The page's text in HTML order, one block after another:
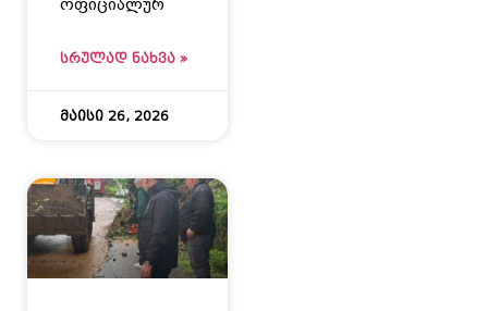
ოფიციალურ
ᲡᲠᲣᲚᲐᲓ ᲜᲐᲮᲕᲐ »
მაისი 26, 2026